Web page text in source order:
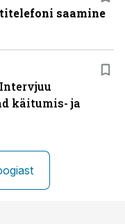
saamine
käitumis- ja